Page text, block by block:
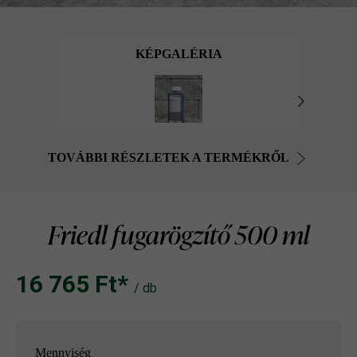
KÉPGALÉRIA
TOVÁBBI RÉSZLETEK A TERMÉKRŐL
Friedl fugarögzítő 500 ml
16 765 Ft‎‎‎* / db
Mennyiség